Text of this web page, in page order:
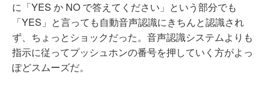
に「YES か NO で答えてください」という部分でも
「YES」と言っても自動音声認識にきちんと認識され
ず、ちょっとショックだった。音声認識システムよりも
指示に従ってプッシュホンの番号を押していく方がよっ
ぽどスムーズだ。